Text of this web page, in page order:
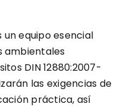
equipo esencial
ambientales
DIN 12880:2007-
las exigencias de
práctica, así